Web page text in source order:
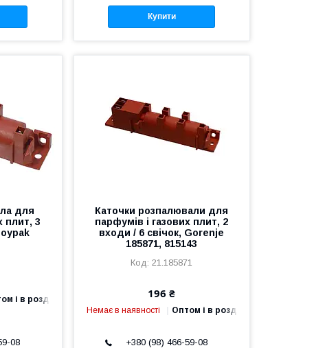
Купити
для
плит, 3
і в роздріб
08
Каточки розпалювали для
парфумів і газових плит, 2
входи / 6 свічок, Gorenje
185871, 815143
21.185871
196 ₴
Немає в наявності Оптом і в роздріб
+380 (98) 466-59-08